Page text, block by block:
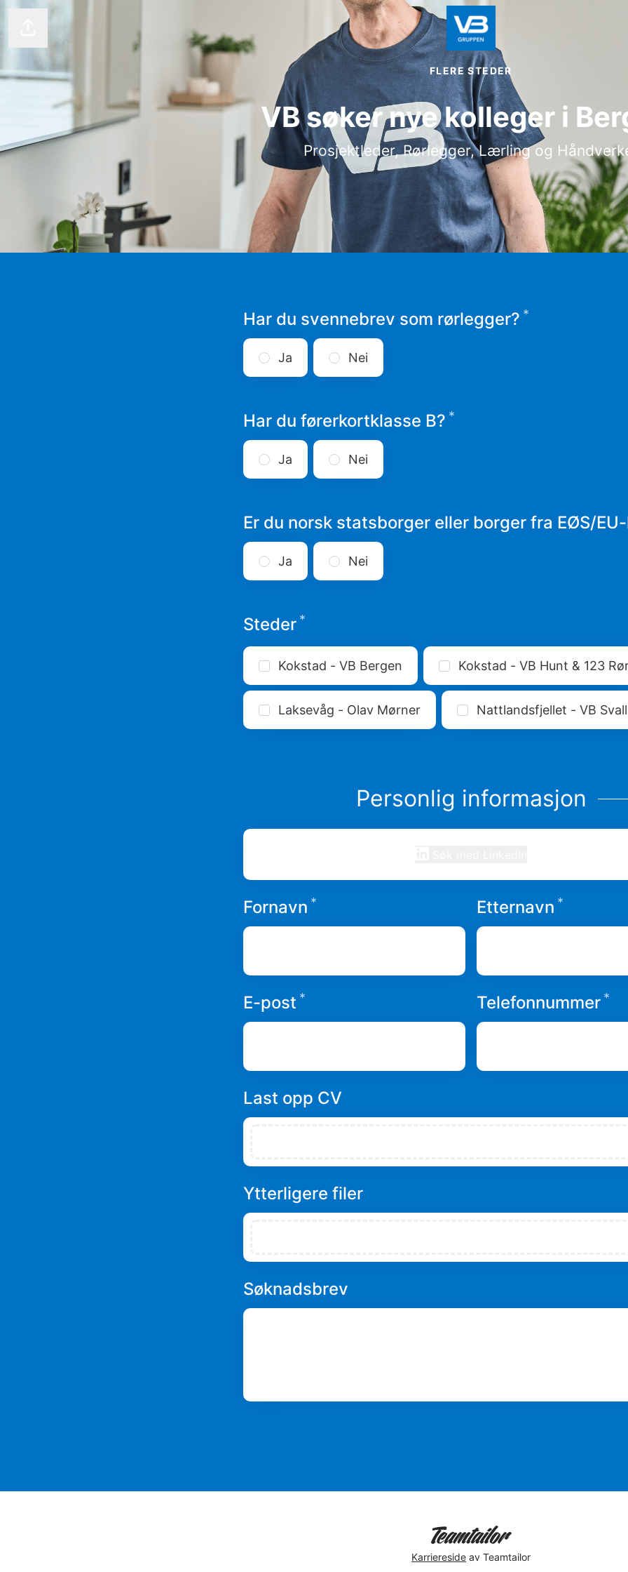
Del siden
FLERE STEDER
VB søker nye kolleger i
Prosjektleder, Rørlegger, Lærling og
Har du svennebrev som rørlegger? *
Ja Nei
Har du førerkortklasse B? *
Ja Nei
Er du norsk statsborger eller borger fra EØS/
Ja Nei
Steder *
Kokstad - VB Bergen Kokstad - VB Hunt & 123
Laksevåg - Olav Mørner Nattlandsfjellet - VB
Personlig informasjon
Fornavn * Etternavn *
E-post * Telefonnummer *
Last opp CV
Ytterligere filer
Søknadsbrev
Karriereside av Teamtailor